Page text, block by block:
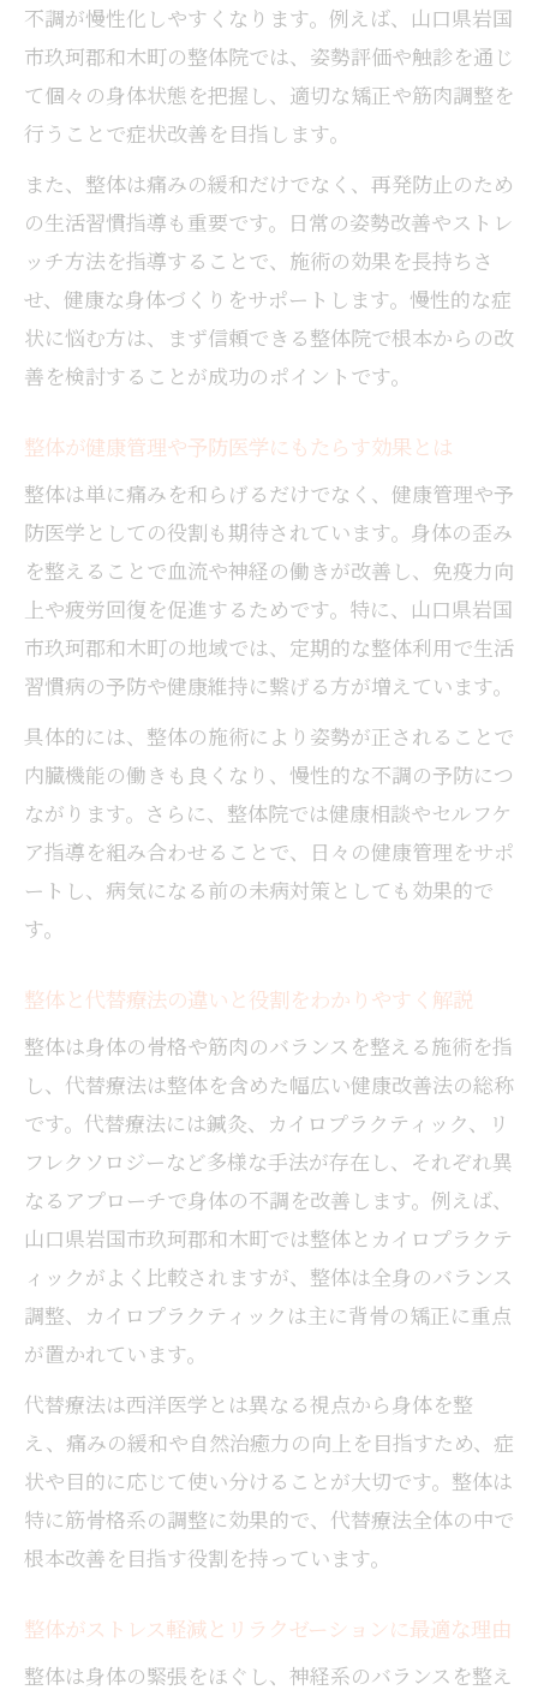
整体で感じるリラクゼーションと心の安ら
ぎの理由
整体とカイロプラクティックの施術環境比
較
整体院選びで口コミやレビューを活用する
代替療法の魅力を整体で実感する方法
整体を活用した代替療法で自然治癒力を高
める
整体が美容と健康維持に果たす役割とは
較
整体で実感するストレスケアとリラックス
整体施術の流れと効果的な受け方のポイン
ト
整体施術が女性に選ばれる理由とは
整体が女性に安心される施術環境の特徴
な理由
談を紹介
首ボキボキの整体の安全性に迫る視点
整体で気をつけたい施術時の注意ポイント
整体の首矯正で起こる効果とリスクを知る
整体のボキボキ音が意味する体の変化とは
整体施術中に感じる違和感や悩みの相談方
法
整体とマッサージの違いを徹底解説
整体とマッサージの基本的な違いと特徴
整体が体の歪みや根本改善に強い理由
整体とカイロプラクティックの施術内容比
整体とマッサージの選び方と効果の違い
整体で得られる身体の変化を実感するコツ
不調が慢性化しやすくなります。例えば、山口県岩国
市玖珂郡和木町の整体院では、姿勢評価や触診を通じ
て個々の身体状態を把握し、適切な矯正や筋肉調整を
行うことで症状改善を目指します。
また、整体は痛みの緩和だけでなく、再発防止のため
の生活習慣指導も重要です。日常の姿勢改善やストレ
ッチ方法を指導することで、施術の効果を長持ちさ
せ、健康な身体づくりをサポートします。慢性的な症
状に悩む方は、まず信頼できる整体院で根本からの改
善を検討することが成功のポイントです。
整体が健康管理や予防医学にもたらす効果とは
整体は単に痛みを和らげるだけでなく、健康管理や予
防医学としての役割も期待されています。身体の歪み
を整えることで血流や神経の働きが改善し、免疫力向
上や疲労回復を促進するためです。特に、山口県岩国
市玖珂郡和木町の地域では、定期的な整体利用で生活
習慣病の予防や健康維持に繋げる方が増えています。
具体的には、整体の施術により姿勢が正されることで
内臓機能の働きも良くなり、慢性的な不調の予防につ
ながります。さらに、整体院では健康相談やセルフケ
ア指導を組み合わせることで、日々の健康管理をサポ
ートし、病気になる前の未病対策としても効果的で
す。
整体と代替療法の違いと役割をわかりやすく解説
整体は身体の骨格や筋肉のバランスを整える施術を指
し、代替療法は整体を含めた幅広い健康改善法の総称
です。代替療法には鍼灸、カイロプラクティック、リ
フレクソロジーなど多様な手法が存在し、それぞれ異
なるアプローチで身体の不調を改善します。例えば、
山口県岩国市玖珂郡和木町では整体とカイロプラクテ
ィックがよく比較されますが、整体は全身のバランス
調整、カイロプラクティックは主に背骨の矯正に重点
が置かれています。
代替療法は西洋医学とは異なる視点から身体を整
え、痛みの緩和や自然治癒力の向上を目指すため、症
状や目的に応じて使い分けることが大切です。整体は
特に筋骨格系の調整に効果的で、代替療法全体の中で
根本改善を目指す役割を持っています。
整体がストレス軽減とリラクゼーションに最適な理由
整体は身体の緊張をほぐし、神経系のバランスを整え